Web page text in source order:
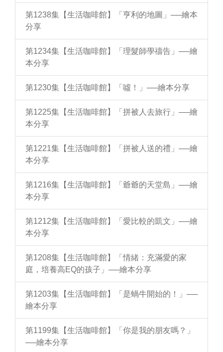
第1238集【生活咖啡館】「亨利的地圖」──繪本
分享
第1234集【生活咖啡館】「理髮師學禱告」──繪
本分享
第1230集【生活咖啡館】「噓！」──繪本分享
第1225集【生活咖啡館】「拼被人去旅行」──繪
本分享
第1221集【生活咖啡館】「拼被人送的禮」──繪
本分享
第1216集【生活咖啡館】「爺爺的天堂島」──繪
本分享
第1212集【生活咖啡館】「愛比較的凱文」──繪
本分享
第1208集【生活咖啡館】「情緒：充滿愛的家
庭，培養高EQ的孩子」──繪本分享
第1203集【生活咖啡館】「是蝸牛開始的！」──
繪本分享
第1199集【生活咖啡館】「你是我的朋友嗎？」
──繪本分享